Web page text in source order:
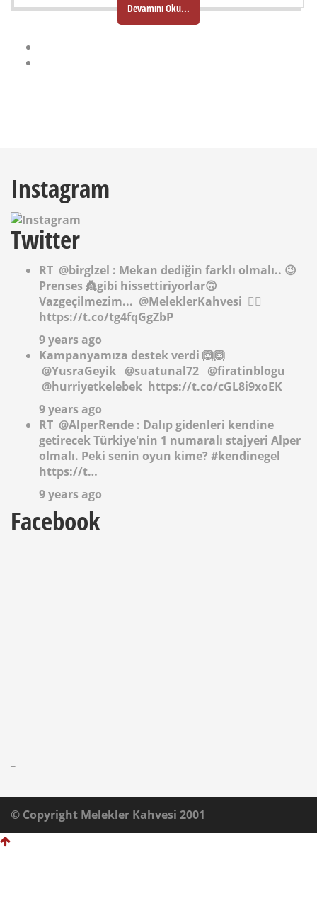
Devamını Oku...
Instagram
Twitter
RT @birglzel : Mekan dediğin farklı olmalı.. 😉
Prenses 👸gibi hissettiriyorlar🙃
Vazgeçilmezim... @MeleklerKahvesi ✌🏻
https://t.co/tg4fqGgZbP
9 years ago
Kampanyamıza destek verdi 🙆🙆
@YusraGeyik @suatunal72 @firatinblogu
@hurriyetkelebek https://t.co/cGL8i9xoEK
9 years ago
RT @AlperRende : Dalıp gidenleri kendine
getirecek Türkiye'nin 1 numaralı stajyeri Alper
olmalı. Peki senin oyun kime? #kendinegel
https://t…
9 years ago
Facebook
© Copyright Melekler Kahvesi 2001